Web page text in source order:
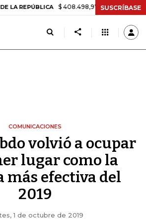
$ 408.498,97 +$ 8.753,81 +2,19%
SUSCRÍBASE
COMUNICACIONES
volvió a ocupar
lugar como la
más efectiva del
2019
1 de octubre de 2019